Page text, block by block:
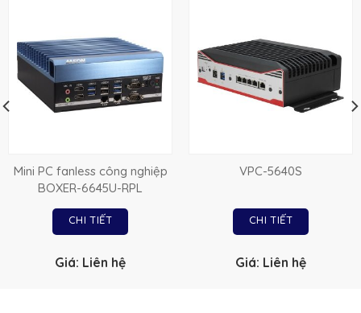
Mini PC fanless công nghiệp
BOXER-6645U-RPL
CHI TIẾT
Giá: Liên hệ
VPC-5640S
CHI TIẾT
Giá: Liên hệ